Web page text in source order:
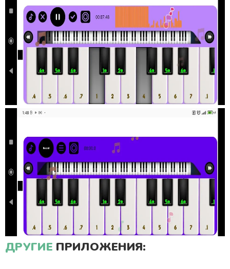
ДРУГИЕ ПРИЛОЖЕНИЯ: